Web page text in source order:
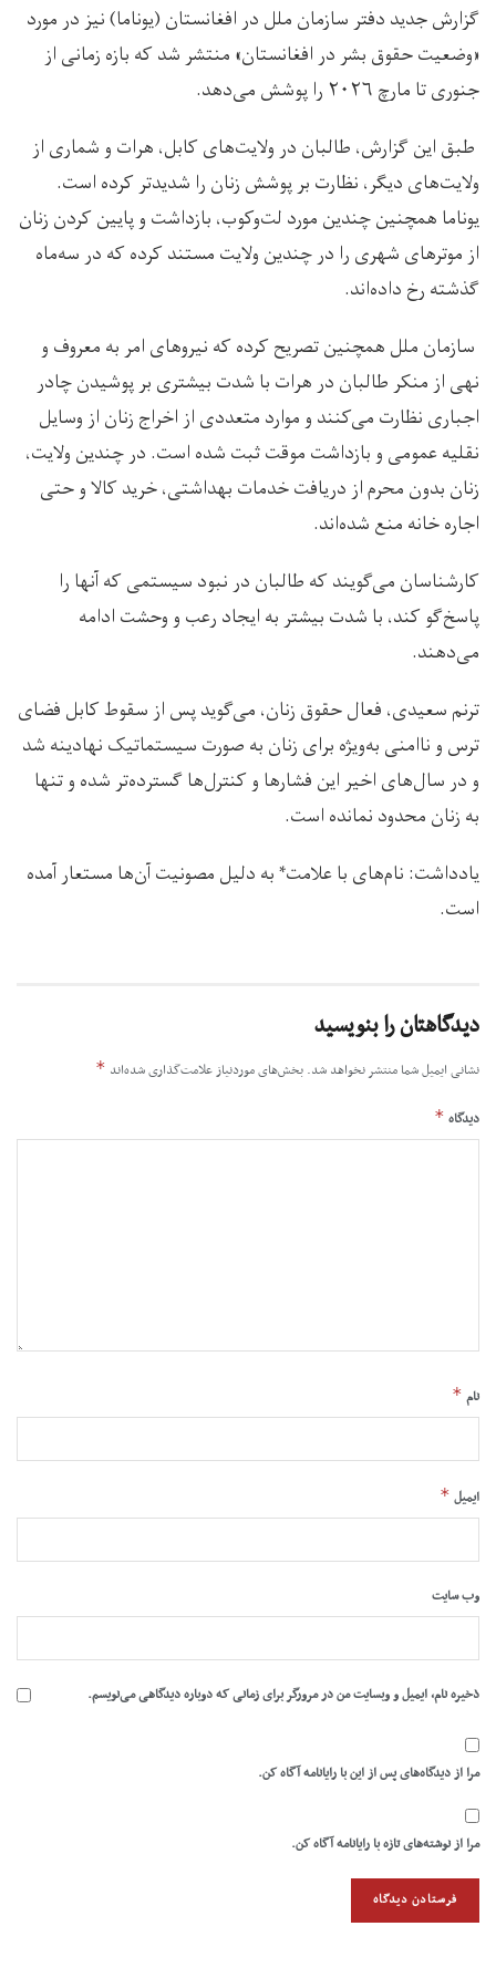
گزارش جدید دفتر سازمان ملل در افغانستان (یوناما) نیز در مورد
«وضعیت حقوق بشر در افغانستان» منتشر شد که بازه زمانی از
جنوری تا مارچ ۲۰۲۶ را پوشش می‌دهد.
طبق این گزارش، طالبان در ولایت‌های کابل، هرات و شماری از
ولایت‌های دیگر، نظارت بر پوشش زنان را شدیدتر کرده است.
یوناما همچنین چندین مورد لت‌وکوب، بازداشت و پایین کردن زنان
از موترهای شهری را در چندین ولایت مستند کرده که در سه‌ماه
گذشته رخ داده‌اند.
سازمان ملل همچنین تصریح کرده که نیروهای امر به معروف و
نهی از منکر طالبان در هرات با شدت بیشتری بر پوشیدن چادر
اجباری نظارت می‌کنند و موارد متعددی از اخراج زنان از وسایل
نقلیه عمومی و بازداشت موقت ثبت شده است. در چندین ولایت،
زنان بدون محرم از دریافت خدمات بهداشتی، خرید کالا و حتی
اجاره خانه منع شده‌اند.
کارشناسان می‌گویند که طالبان در نبود سیستمی که آنها را
پاسخ‌گو کند، با شدت بیشتر به ایجاد رعب و وحشت ادامه
می‌دهند.
ترنم سعیدی، فعال حقوق زنان، می‌گوید پس از سقوط کابل فضای
ترس و ناامنی به‌ویژه برای زنان به صورت سیستماتیک نهادینه شد
و در سال‌های اخیر این فشارها و کنترل‌ها گسترده‌تر شده و تنها
به زنان محدود نمانده است.
یادداشت: نام‌های با علامت* به دلیل مصونیت آن‌ها مستعار آمده
است.
دیدگاهتان را بنویسید
نشانی ایمیل شما منتشر نخواهد شد. بخش‌های موردنیاز علامت‌گذاری شده‌اند *
دیدگاه *
نام *
ایمیل *
وب‌ سایت
ذخیره نام، ایمیل و وبسایت من در مرورگر برای زمانی که دوباره دیدگاهی می‌نویسم.
مرا از دیدگاه‌های پس از این با رایانامه آگاه کن.
مرا از نوشته‌های تازه با رایانامه آگاه کن.